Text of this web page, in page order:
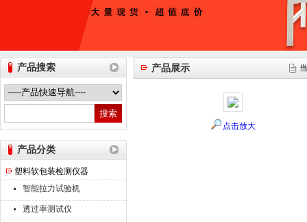
山东德瑞克仪器股份有限公司
产品搜索
产品分类
塑料软包装检测仪器
智能拉力试验机
透过率测试仪
产品展示
点击放大